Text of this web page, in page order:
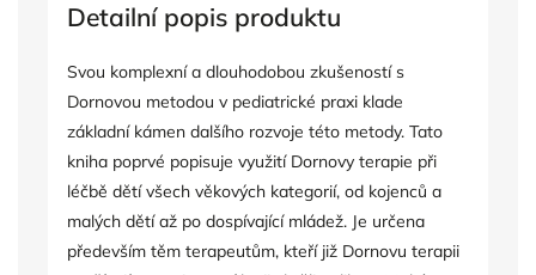
Detailní popis produktu
Svou komplexní a dlouhodobou zkušeností s
Dornovou metodou v pediatrické praxi klade
základní kámen dalšího rozvoje této metody. Tato
kniha poprvé popisuje využití Dornovy terapie při
léčbě dětí všech věkových kategorií, od kojenců a
malých dětí až po dospívající mládež. Je určena
především těm terapeutům, kteří již Dornovu terapii